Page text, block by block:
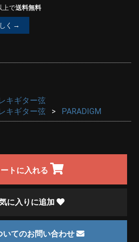
上で送料無料
く →
キギター弦
キギター弦 PARADIGM
トに入れる
に入りに追加
いてのお問い合わせ